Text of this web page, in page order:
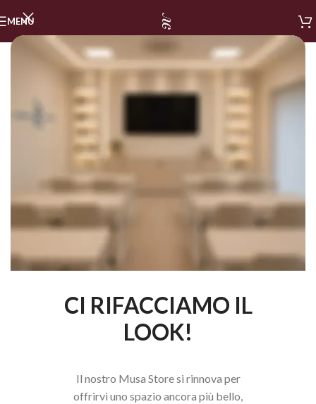
CI RIFACCIAMO IL
LOOK!
Il nostro Musa Store si rinnova per
offrirvi uno spazio ancora più bello,
MENU